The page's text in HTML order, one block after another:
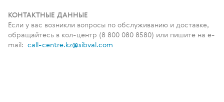
КОНТАКТНЫЕ ДАННЫЕ
Если у вас возникли вопросы по обслуживанию и доставке,
обращайтесь в кол-центр (8 800 080 8580) или пишите на e-
mail: call-centre.kz@sibval.com